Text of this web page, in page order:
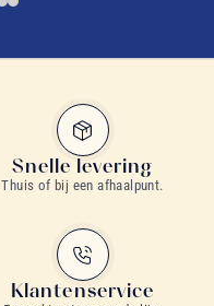
Snelle levering
Thuis of bij een afhaalpunt.
Klantenservice